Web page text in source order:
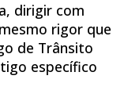
dirigir com
rigor que
de Trânsito
específico